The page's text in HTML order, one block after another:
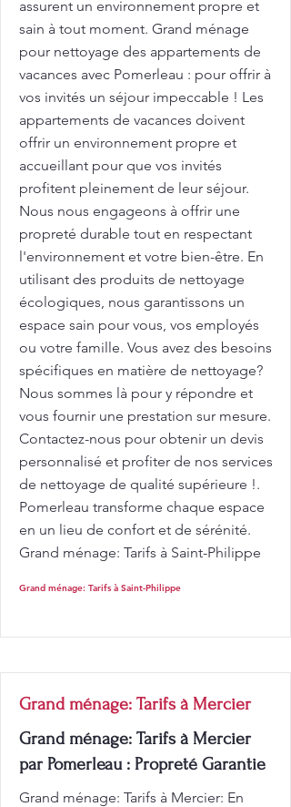
assurent un environnement propre et
sain à tout moment. Grand ménage
pour nettoyage des appartements de
vacances avec Pomerleau : pour offrir à
vos invités un séjour impeccable ! Les
appartements de vacances doivent
offrir un environnement propre et
accueillant pour que vos invités
profitent pleinement de leur séjour.
Nous nous engageons à offrir une
propreté durable tout en respectant
l'environnement et votre bien-être. En
utilisant des produits de nettoyage
écologiques, nous garantissons un
espace sain pour vous, vos employés
ou votre famille. Vous avez des besoins
spécifiques en matière de nettoyage?
Nous sommes là pour y répondre et
vous fournir une prestation sur mesure.
Contactez-nous pour obtenir un devis
personnalisé et profiter de nos services
de nettoyage de qualité supérieure !.
Pomerleau transforme chaque espace
en un lieu de confort et de sérénité.
Grand ménage: Tarifs à Saint-Philippe
Grand ménage: Tarifs à Saint-Philippe
Grand ménage: Tarifs à Mercier
Grand ménage: Tarifs à Mercier
par Pomerleau : Propreté Garantie
Grand ménage: Tarifs à Mercier: En